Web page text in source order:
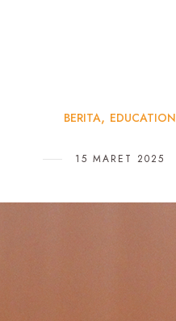
BERITA EDUCATION
15 MARET 2025